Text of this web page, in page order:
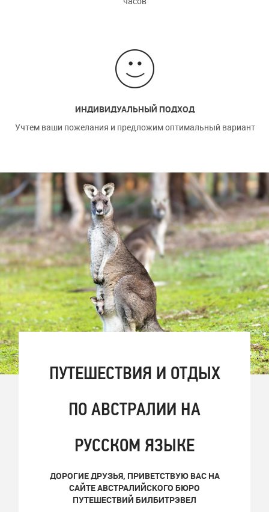
ИНДИВИДУАЛЬНЫЙ ПОДХОД
Учтем ваши пожелания и предложим оптимальный вариант
ПУТЕШЕСТВИЯ И ОТДЫХ
ПО АВСТРАЛИИ НА
РУССКОМ ЯЗЫКЕ
ДОРОГИЕ ДРУЗЬЯ, ПРИВЕТСТВУЮ ВАС НА
САЙТЕ АВСТРАЛИЙСКОГО БЮРО
ПУТЕШЕСТВИЙ БИЛБИТРЭВЕЛ